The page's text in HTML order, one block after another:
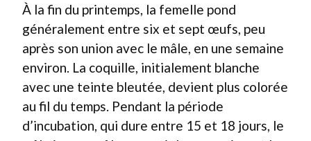
À la fin du printemps, la femelle pond
généralement entre six et sept œufs, peu
après son union avec le mâle, en une semaine
environ. La coquille, initialement blanche
avec une teinte bleutée, devient plus colorée
au fil du temps. Pendant la période
d’incubation, qui dure entre 15 et 18 jours, le